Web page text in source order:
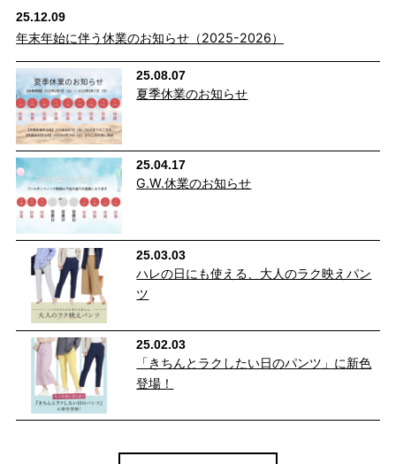
25.12.09
年末年始に伴う休業のお知らせ（2025-2026）
25.08.07
夏季休業のお知らせ
25.04.17
G.W.休業のお知らせ
25.03.03
ハレの日にも使える、大人のラク映えパン
ツ
25.02.03
「きちんとラクしたい日のパンツ」に新色
登場！